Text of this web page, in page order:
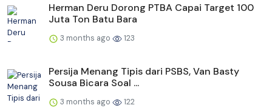
Herman Deru Dorong PTBA Capai Target 100
Juta Ton Batu Bara
3 months ago 123
Persija Menang Tipis dari PSBS, Van Basty
Sousa Bicara Soal ...
3 months ago 122